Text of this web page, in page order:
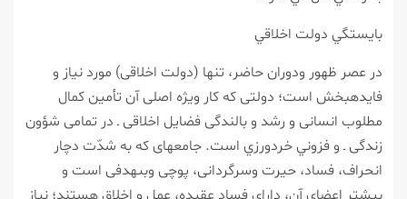
بايستگي دولت اخلاقي
در عصر ظهور ودوران حاضر، تنها (دولت اخلاقى) مورد نياز و
فايده‏بخش است؛ دولتى كه كار ويژه اصلى آن تأمين كمال
مطلوب انسانى و رشد و بالندگى فضايل اخلاقى ـ در تمامى شؤون
زندگى ـ و فزوني خردورزي است. جامعه‏اى كه به شدّت دچار
انحراف، فساد، حيرت وسرگردانى، پوچى وبى‏هدفى است و